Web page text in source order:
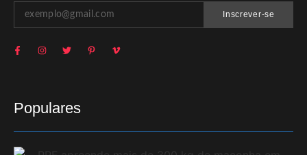
Inscrever-se
Populares